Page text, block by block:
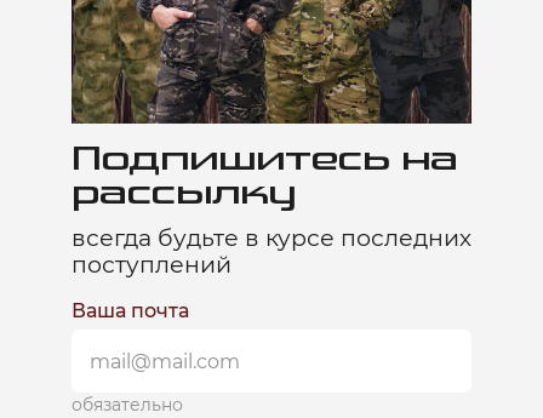
Подпишитесь на
рассылку
всегда будьте в курсе последних
поступлений
Ваша почта
обязательно